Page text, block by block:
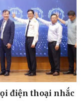
điện thoại nhắc